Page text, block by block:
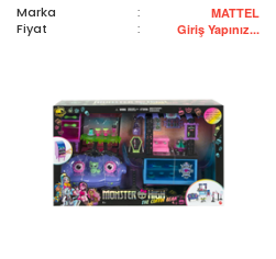
Marka
: MATTEL
Fiyat : Giriş Yapınız...